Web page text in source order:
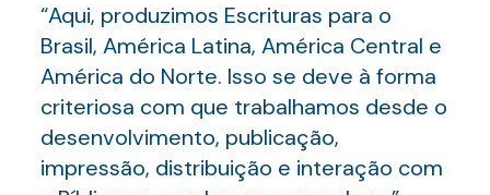
“Aqui, produzimos Escrituras para o
Brasil, América Latina, América Central e
América do Norte. Isso se deve à forma
criteriosa com que trabalhamos desde o
desenvolvimento, publicação,
impressão, distribuição e interação com